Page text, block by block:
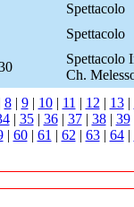
Spettacolo
Spettacolo
Spettacolo
Ch.
8| 9| 10| 11 | 12 | 13|
| 35| 36| 37| 38| 39
| 60| 61 | 62 | 63| 64|